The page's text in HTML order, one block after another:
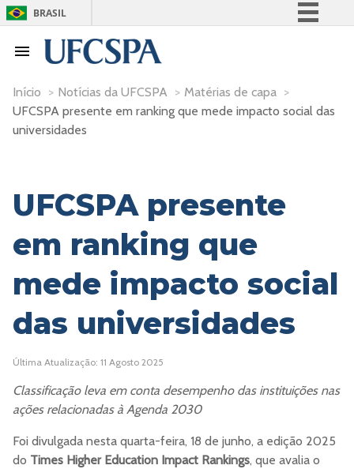
BRASIL
Participe
Acesso à informação
Início > Notícias da UFCSPA > Matérias de capa >
UFCSPA presente em ranking que mede impacto social das
universidades
UFCSPA presente
em ranking que
mede impacto social
das universidades
Última Atualização: 11 Agosto 2025
Classificação leva em conta desempenho das instituições nas
ações relacionadas à Agenda 2030
Foi divulgada nesta quarta-feira, 18 de junho, a edição 2025
do Times Higher Education Impact Rankings, que avalia o